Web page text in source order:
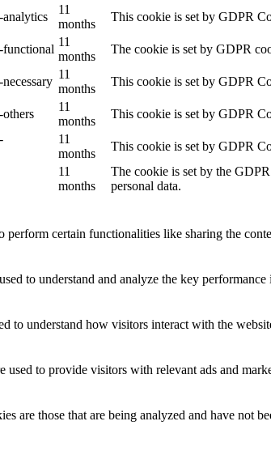
11
months
This cookie is set by GDPR
11
months
The cookie is set by GDPR
11
months
This cookie is set by GDPR
11
months
This cookie is set by GDPR
11
months
This cookie is set by GDPR
11
months
The cookie is set by the
personal data.
perform certain functionalities like sharing the
to understand and analyze the key
to understand how visitors interact with the
used to provide visitors with relevant ads and
are those that are being analyzed and have not